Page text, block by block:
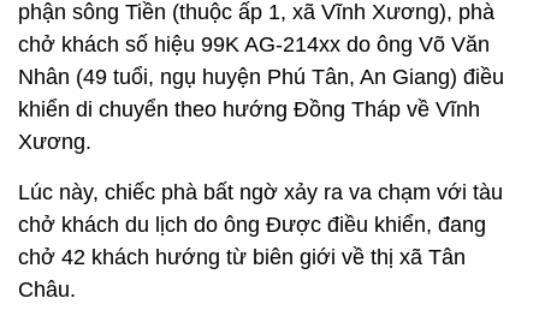
phận sông Tiền (thuộc ấp 1, xã Vĩnh Xương), phà
chở khách số hiệu 99K AG-214xx do ông Võ Văn
Nhân (49 tuổi, ngụ huyện Phú Tân, An Giang) điều
khiển di chuyển theo hướng Đồng Tháp về Vĩnh
Xương.
Lúc này, chiếc phà bất ngờ xảy ra va chạm với tàu
chở khách du lịch do ông Được điều khiển, đang
chở 42 khách hướng từ biên giới về thị xã Tân
Châu.